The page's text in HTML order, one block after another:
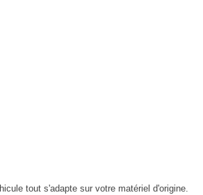
tout s'adapte sur votre matériel d'origine.